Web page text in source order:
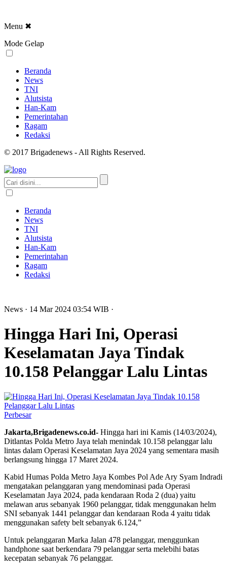
Menu ✖
Mode Gelap
Beranda
News
TNI
Alutsista
Han-Kam
Pemerintahan
Ragam
Redaksi
© 2017 Brigadenews - All Rights Reserved.
Beranda
News
TNI
Alutsista
Han-Kam
Pemerintahan
Ragam
Redaksi
News · 14 Mar 2024 03:54 WIB ·
Hingga Hari Ini, Operasi
Keselamatan Jaya Tindak
10.158 Pelanggar Lalu Lintas
Perbesar
Jakarta,Brigadenews.co.id- Hingga hari ini Kamis (14/03/2024),
Ditlantas Polda Metro Jaya telah menindak 10.158 pelanggar lalu
lintas dalam Operasi Keselamatan Jaya 2024 yang sementara masih
berlangsung hingga 17 Maret 2024.
Kabid Humas Polda Metro Jaya Kombes Pol Ade Ary Syam Indradi
mengatakan pelanggaran yang mendominasi pada Operasi
Keselamatan Jaya 2024, pada kendaraan Roda 2 (dua) yaitu
melawan arus sebanyak 1960 pelanggar, tidak menggunakan helm
SNI sebanyak 1441 pelanggar dan kendaraan Roda 4 yaitu tidak
menggunakan safety belt sebanyak 6.124,”
Untuk pelanggaran Marka Jalan 478 pelanggar, menggunkan
handphone saat berkendara 79 pelanggar serta melebihi batas
kecepatan sebanyak 76 pelanggar.